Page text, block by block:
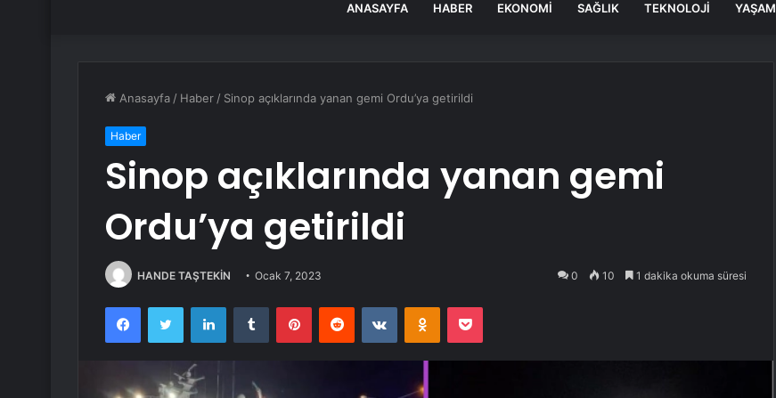
ANASAYFA HABER EKONOMI SAĞLIK TEKNOLOJI YAŞAM
Anasayfa / Haber / Sinop açıklarında yanan gemi Ordu’ya getirildi
Haber
Sinop açıklarında yanan gemi
Ordu’ya getirildi
HANDE TAŞTEKİN Ocak 7, 2023 0 10 1 dakika okuma süresi
FacebookTwitter LinkedInTumblr PinterestReddit VKontakteOdnoklassniki
Pocket